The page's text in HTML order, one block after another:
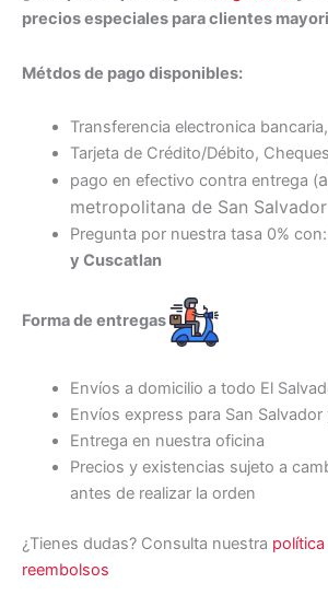
precios especiales para clientes
Métdos de pago disponibles:
Transferencia electronica bancaria,
Tarjeta de Crédito/Débito,
pago en efectivo contra entrega (
metropolitana de San
Pregunta por nuestra tasa 0% con:
y Cuscatlan
Forma de entregas
Envíos a domicilio a todo El
Envíos express para San Salvador
Entrega en nuestra oficina
Precios y existencias sujeto a
antes de realizar la orden
¿Tienes dudas? Consulta nuestra
reembolsos